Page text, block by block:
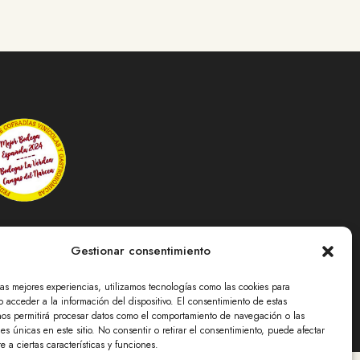
Gestionar consentimiento
mejores experiencias, utilizamos tecnologías como las cookies para
acceder a la información del dispositivo. El consentimiento de estas
permitirá procesar datos como el comportamiento de navegación o las
únicas en este sitio. No consentir o retirar el consentimiento, puede afectar
a ciertas características y funciones.
reservados. Diseñado
porVulpeTI